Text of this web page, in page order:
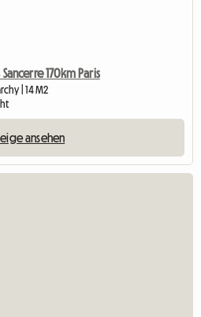
170km Paris
| 14 M2
ansehen